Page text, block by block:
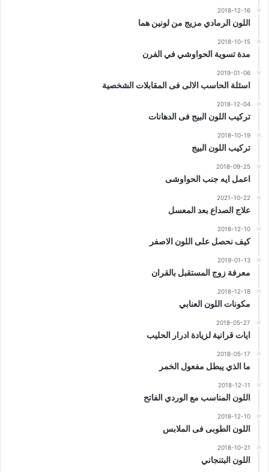
2018-12-16
اللون الرمادي مزيج من لونين هما
2018-10-15
مدة تسوية الحواوشي في الفرن
2019-01-06
اسئلة الحاسب الالى فى المقابلات الشخصية
2018-12-04
تركيب اللون البيج فى الدهانات
2018-10-19
تركيب اللون البيج
2018-09-25
اعمل ايه جنب الحواوشى
2021-10-22
علاج الصداع بعد المعسل
2018-12-10
كيف نحصل على اللون الاصفر
2019-01-13
معرفة زوج المستقبل بالقران
2018-12-18
مكونات اللون العنابي
2018-05-27
ايات قرانية لزيادة ادرار الحليب
2018-05-17
ما الذي يبطل مفعول الخمر
2018-12-11
اللون المناسب مع الوردي الفاتح
2018-12-10
اللون الطوبى فى الملابس
2018-10-21
اللون البتنجاني